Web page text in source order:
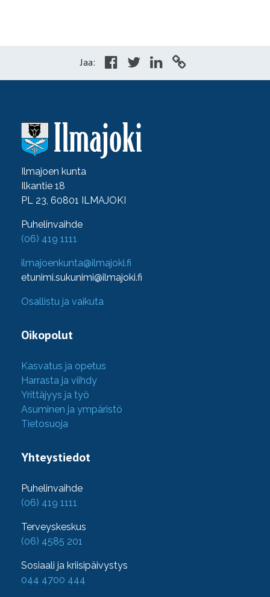
Jaa:
Ilmajoen kunta
Ilkantie 18
PL 23, 60801 ILMAJOKI
Puhelinvaihde
(06) 419 1111
ilmajoenkunta@ilmajoki.fi
etunimi.sukunimi@ilmajoki.fi
Osallistu ja vaikuta
Oikopolut
Kasvatus ja opetus
Harrasta ja viihdy
Yrittäjyys ja työ
Asuminen ja ympäristö
Tietosuoja
Yhteystiedot
Puhelinvaihde
(06) 419 1111
Terveyskeskus
(06) 4585 201
Sosiaali ja kriisipäivystys
044 4700 444